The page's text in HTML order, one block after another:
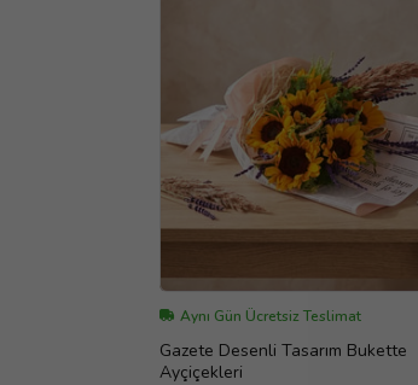
Aynı Gün Ücretsiz Teslimat
Gazete Desenli Tasarım Bukette
Ayçiçekleri